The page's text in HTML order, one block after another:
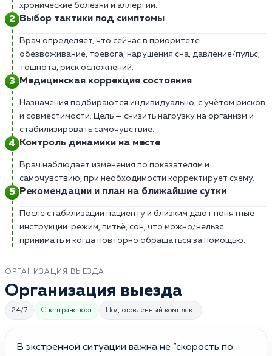
хронические болезни и аллергии.
Выбор тактики под симптомы
Врач определяет, что сейчас в приоритете:
обезвоживание, тревога, нарушения сна, давление/пульс,
тошнота, риск осложнений.
Медицинская коррекция состояния
Назначения подбираются индивидуально, с учётом рисков
и совместимости. Цель — снизить нагрузку на организм и
стабилизировать самочувствие.
Контроль динамики на месте
Врач наблюдает изменения по показателям и
самочувствию, при необходимости корректирует схему.
Рекомендации и план на ближайшие сутки
После стабилизации пациенту и близким дают понятные
инструкции: режим, питьё, сон, что можно/нельзя
принимать и когда повторно обращаться за помощью.
ОРГАНИЗАЦИЯ ВЫЕЗДА
Организация выезда
24/7 Спецтранспорт Подготовленный комплект
В экстренной ситуации важна не “скорость по